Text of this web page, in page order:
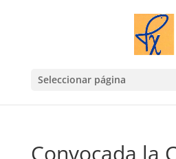
Seleccionar página
Convocada la